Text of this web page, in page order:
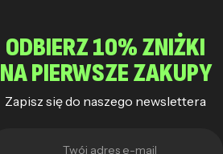
ODBIERZ 10% ZNIŻKI
NA PIERWSZE ZAKUPY
Zapisz się do naszego newslettera